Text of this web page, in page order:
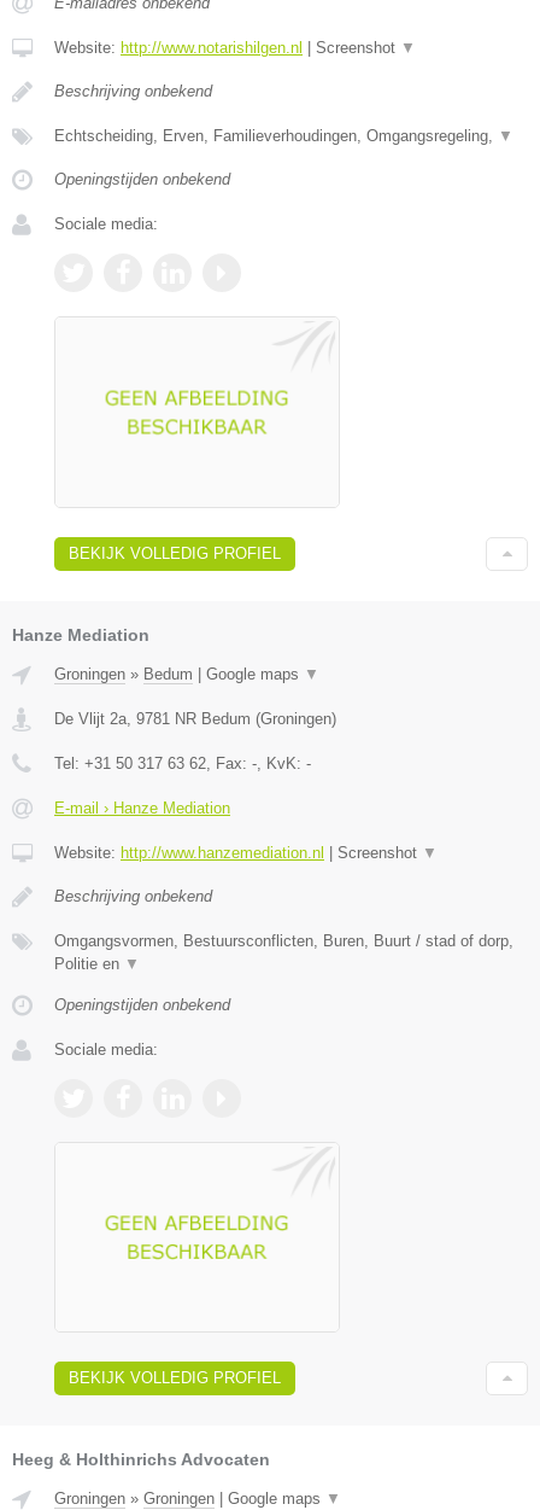
Website: http://www.notarishilgen.nl Screenshot ▼
Beschrijving onbekend
Echtscheiding, Erven, Familieverhoudingen, Omgangsregeling, ▼
Openingstijden onbekend
Sociale media:
BEKIJK VOLLEDIG PROFIEL
Hanze Mediation
Groningen » Bedum | Google maps ▼
De Vlijt 2a 9781 NR Bedum (Groningen)
Tel: +31 50 317 63 62 , Fax: - , KvK: -
E-mail › Hanze Mediation
Website: http://www.hanzemediation.nl | Screenshot ▼
Beschrijving onbekend
Omgangsvormen, Bestuursconflicten, Buren, Buurt / stad of dorp,
Politie en ▼
Openingstijden onbekend
Sociale media:
BEKIJK VOLLEDIG PROFIEL
Heeg & Holthinrichs Advocaten
Groningen » Groningen Google maps ▼